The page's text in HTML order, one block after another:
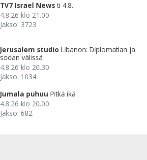
TV7 Israel News ti 4.8.
4.8.26 klo 21.00
Jakso: 3723
Jerusalem studio Libanon: Diplomatian ja
sodan välissä
4.8.26 klo 20.30
Jakso: 1034
Jumala puhuu Pitkä ikä
4.8.26 klo 20.00
Jakso: 682